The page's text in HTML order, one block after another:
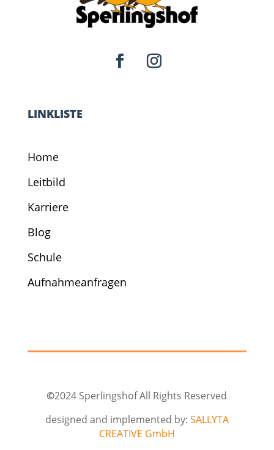
LINKLISTE
Home
Leitbild
Karriere
Blog
Schule
Aufnahmeanfragen
©2024 Sperlingshof All Rights Reserved
designed and implemented by: SALLYTA
CREATIVE GmbH